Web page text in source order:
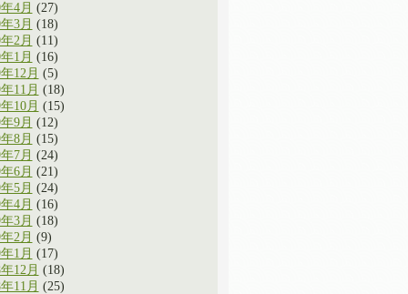
4月 (27)
3月 (18)
2月 (11)
1月 (16)
12月 (5)
11月 (18)
10月 (15)
9月 (12)
8月 (15)
7月 (24)
6月 (21)
5月 (24)
4月 (16)
3月 (18)
2月 (9)
1月 (17)
12月 (18)
11月 (25)